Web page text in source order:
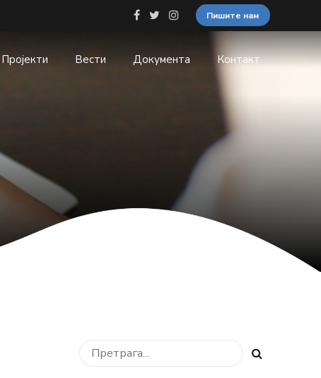
Пишите нам
Пројекти Вести Документа Контакт